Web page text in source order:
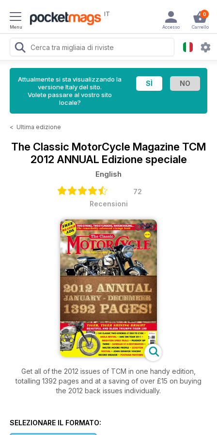
Menu
IT 0
Carrello
Accesso
Attualmente si sta visualizzando la
versione Italy del sito.
Volete passare al vostro sito
locale?
< Ultima edizione
The Classic MotorCycle Magazine TCM
2012 ANNUAL Edizione speciale
English
72
Recensioni
Get all of the 2012 issues of TCM in one handy edition,
totalling 1392 pages and at a saving of over £15 on buying
the 2012 back issues individually.
SELEZIONARE IL FORMATO: